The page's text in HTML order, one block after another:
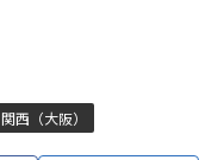
関西（大阪）